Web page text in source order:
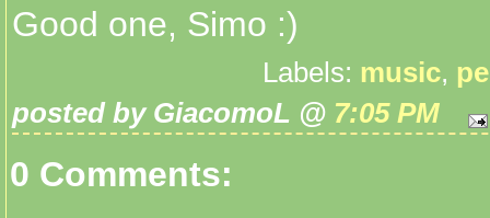
Good one, Simo :)
Labels: music,
posted by GiacomoL @ 7:05 PM
0 Comments: